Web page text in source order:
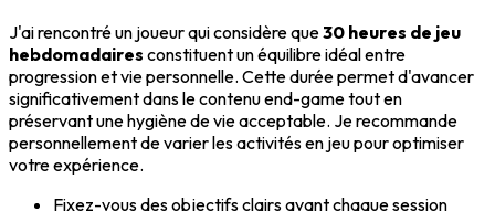
J'ai rencontré un joueur qui considère que30 heures de jeu
hebdomadaires constituent un équilibre idéal entre
progression et vie personnelle. Cette durée permet d'avancer
significativement dans le contenu end-game tout en
préservant une hygiène de vie acceptable. Je recommande
personnellement de varier les activités en jeu pour optimiser
votre expérience.
Fixez-vous des objectifs clairs avant chaque session